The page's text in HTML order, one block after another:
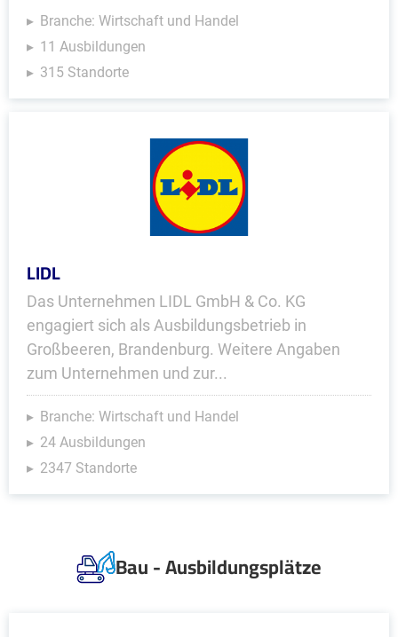
Branche: Wirtschaft und Handel
11 Ausbildungen
315 Standorte
LIDL
Das Unternehmen LIDL GmbH & Co. KG
engagiert sich als Ausbildungsbetrieb in
Großbeeren, Brandenburg. Weitere Angaben
zum Unternehmen und zur...
Branche: Wirtschaft und Handel
24 Ausbildungen
2347 Standorte
Bau - Ausbildungsplätze